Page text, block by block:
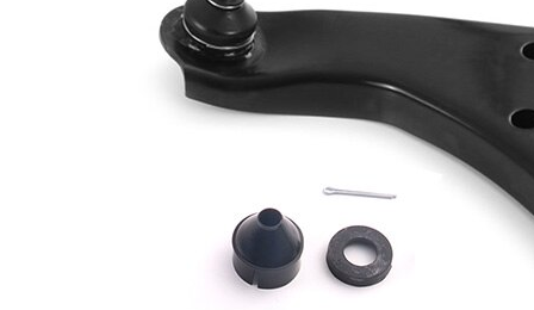
Bugi
kolu tipi
Enine
bugi
kolu
İlave
ürün/
sentetik
yağ ile
VKDS
826010
B